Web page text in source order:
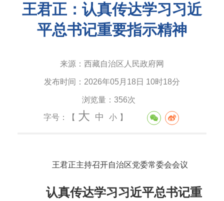
王君正：认真传达学习习近
平总书记重要指示精神
来源： 西藏自治区人民政府网
发布时间： 2026年05月18日 10时18分
浏览量： 356次
字号：【 大 中 小 】
王君正主持召开自治区党委常委会会议
认真传达学习习近平总书记重